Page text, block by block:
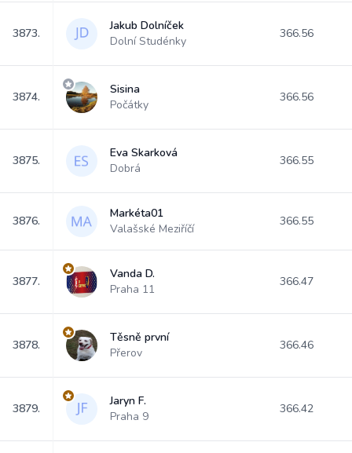
3873.
Jakub Dolníček
Dolní Studénky
366.56
3874.
Sisina
Počátky
366.56
3875.
Eva Skarková
Dobrá
366.55
3876.
Markéta01
Valašské Meziříčí
366.55
3877.
Vanda D.
Praha 11
366.47
3878.
Těsně první
Přerov
366.46
3879.
Jaryn F.
Praha 9
366.42